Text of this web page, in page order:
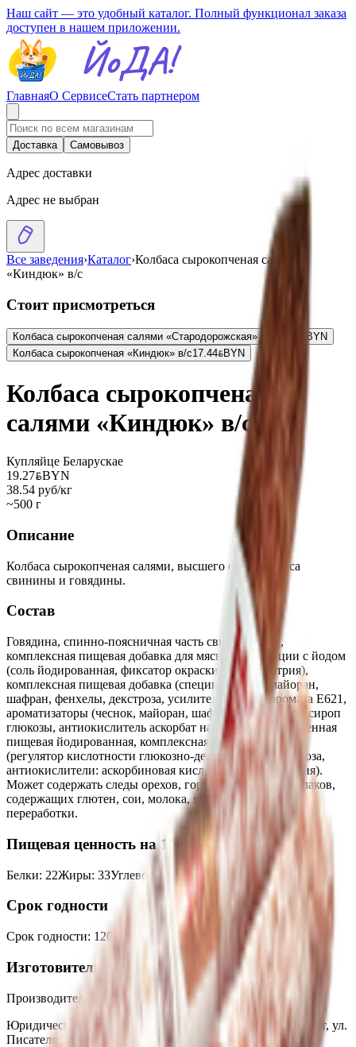
Наш сайт — это удобный каталог. Полный функционал заказа
доступен в нашем приложении.
ГлавнаяО СервисеСтать партнером
Доставка Самовывоз
Адрес доставки
Адрес не выбран
Все заведения›Каталог›Колбаса сырокопченая салями
«Киндюк» в/с
Стоит присмотреться
Колбаса сырокопченая салями «Стародорожская» в/с
BYN
Колбаса сырокопченая «Киндюк» в/с17.44BYNBYN
Колбаса сырокопченая
салями «Киндюк» в/с
Купляйце Беларускае
19.27BYNBYN
38.54 руб/кг
~500 г
Описание
Колбаса сырокопченая салями, высшего сорта из мяса
свинины и говядины.
Состав
Говядина, спинно-поясничная часть свиная, шпик,
комплексная пищевая добавка для мясной продукции с йодом
(соль йодированная, фиксатор окраски нитрит натрия),
комплексная пищевая добавка (специи (чеснок, майоран,
шафран, фенхелы, декстроза, усилитель вкуса и аромата Е621,
ароматизаторы (чеснок, майоран, шафран), соль, сухой сироп
глюкозы, антиокислитель аскорбат натрия), соль поваренная
пищевая йодированная, комплексная пищевая добавка
(регулятор кислотности глюкозно-дельта-лактон, сахароза,
антиокислители: аскорбиновая кислота, аскорбат натрия).
Может содержать следы орехов, горчицы, сельдерея, злаков,
содержащих глютен, сои, молока, яиц и продуктов их
переработки.
Пищевая ценность на 100г
Белки: 22Жиры: 33Углеводы 0Калории
Срок годности
Срок годности: 120 суток
Изготовитель
Производитель:
ОАО «Брестский мясокомбинат»
Юридический адрес:
224034, Республика Беларусь, г. Брест, ул.
Писателя Смирнова, 4